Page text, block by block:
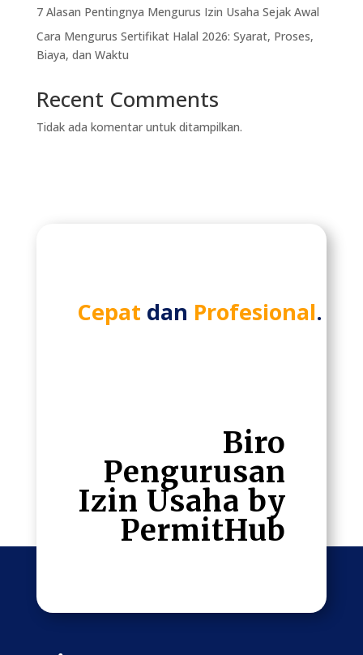
7 Alasan Pentingnya Mengurus Izin Usaha Sejak Awal
Cara Mengurus Sertifikat Halal 2026: Syarat, Proses,
Biaya, dan Waktu
Recent Comments
Tidak ada komentar untuk ditampilkan.
Cepat dan Profesional.
Biro
Pengurusan
Izin Usaha by
PermitHub